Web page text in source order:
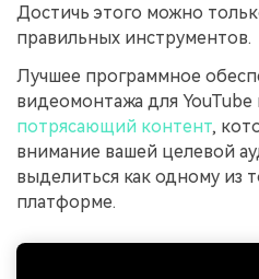
Достичь этого можно
правильных инструментов.
Лучшее программное
видеомонтажа для YouTube
потрясающий контент,
внимание вашей целевой
выделиться как одному из
платформе.